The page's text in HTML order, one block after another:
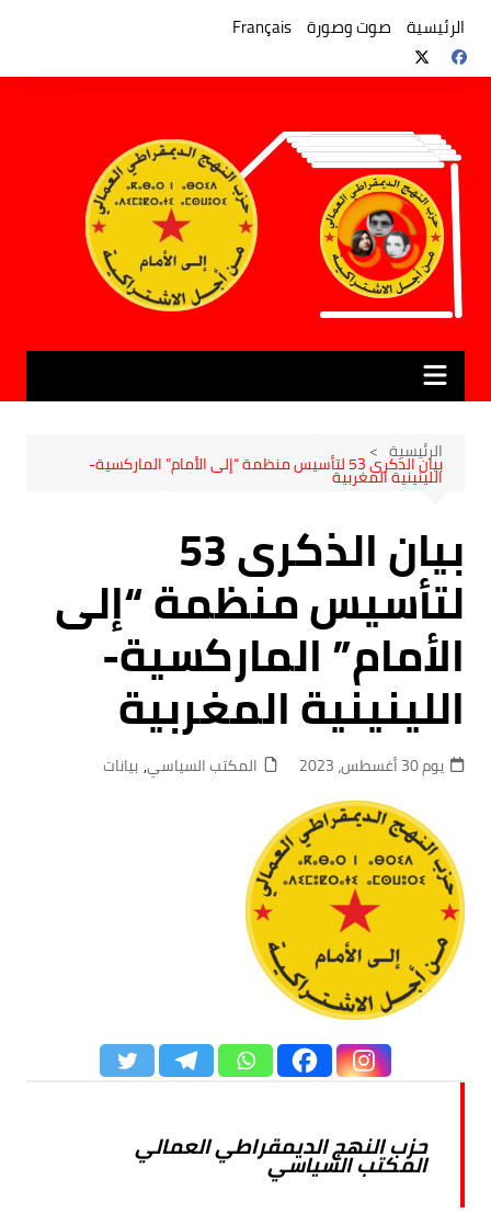
المحتوى
الرئيسية صوت وصورة Français
الرئيسية بيان الذكرى 53 لتأسيس منظمة “إلى الأمام” الماركسية-اللينينية المغربية
بيان الذكرى 53
لتأسيس منظمة “إلى
الأمام” الماركسية-
اللينينية المغربية
يوم 30 أغسطس، 2023 المكتب السياسي,بيانات
حزب النهج الديمقراطي العمالي
المكتب السياسي